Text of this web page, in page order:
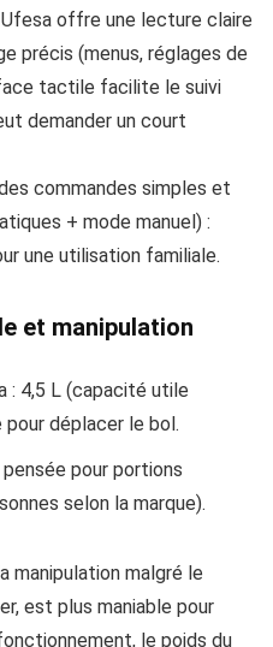
offre une lecture claire
précis (menus, réglages de
tactile facilite le suivi
demander un court
commandes simples et
+ mode manuel) :
une utilisation familiale.
et manipulation
: 4,5 L (capacité utile
déplacer le bol.
pour portions
selon la marque).
manipulation malgré le
est plus maniable pour
le poids du